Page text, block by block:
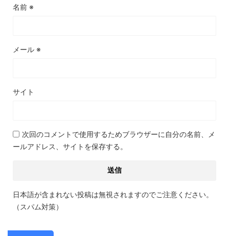
名前 ※
メール ※
サイト
次回のコメントで使用するためブラウザーに自分の名前、メ
ールアドレス、サイトを保存する。
日本語が含まれない投稿は無視されますのでご注意ください。
（スパム対策）